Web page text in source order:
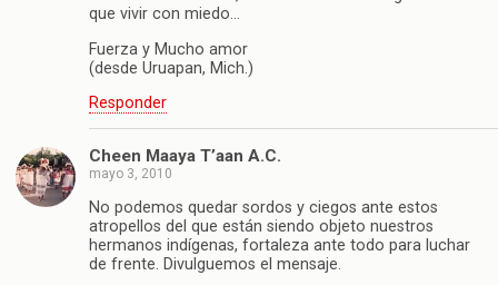
que vivir con miedo…
Fuerza y Mucho amor
(desde Uruapan, Mich.)
Responder
Cheen Maaya T’aan A.C.
mayo 3, 2010
No podemos quedar sordos y ciegos ante estos
atropellos del que están siendo objeto nuestros
hermanos indígenas, fortaleza ante todo para luchar
de frente. Divulguemos el mensaje.